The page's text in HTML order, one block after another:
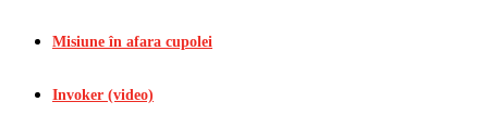
Misiune în afara cupolei
Invoker (video)